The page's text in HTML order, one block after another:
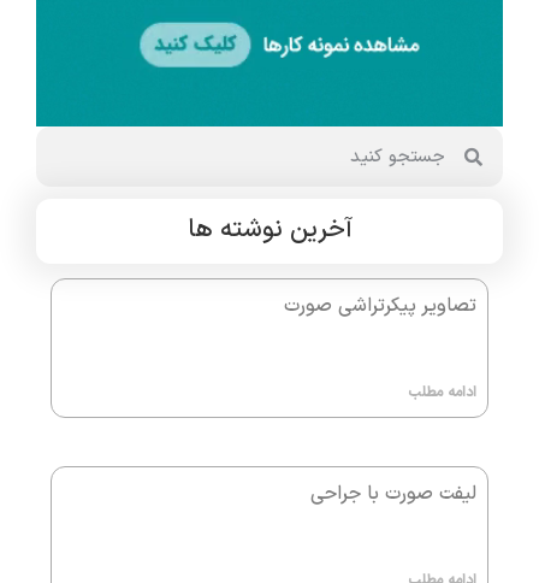
آخرین نوشته ها
تصاویر پیکرتراشی صورت
ادامه مطلب
لیفت صورت با جراحی